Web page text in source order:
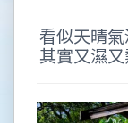
看似天晴
其實又濕